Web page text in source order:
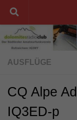
Unter dem Inhalt
AUSFLÜGE
CQ Alpe
IQ3ED-p